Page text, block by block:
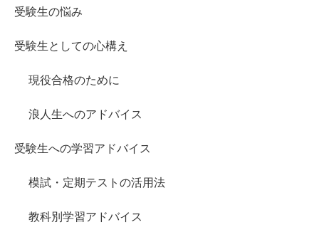
受験生の悩み
受験生としての心構え
現役合格のために
浪人生へのアドバイス
受験生への学習アドバイス
模試・定期テストの活用法
教科別学習アドバイス